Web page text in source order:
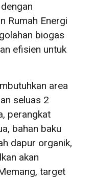
Rumah Energi
biogas
efisien untuk
area
seluas 2
perangkat
bahan baku
dapur organik,
akan
target